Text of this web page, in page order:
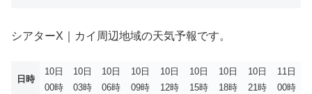
シアターX｜カイ周辺地域の天気予報です。
日時
10日
00時
10日
03時
10日
06時
10日
09時
10日
12時
10日
15時
10日
18時
10日
21時
11日
00時